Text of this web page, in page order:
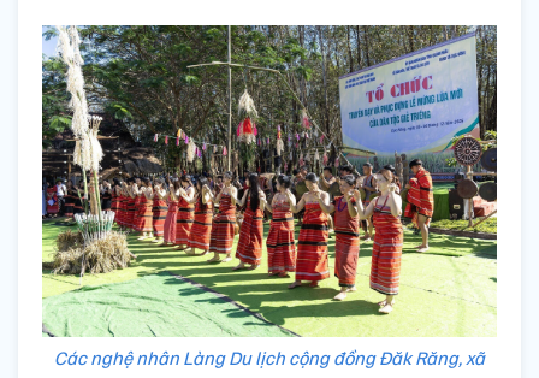
Các nghệ nhân Làng Du lịch cộng đồng Đăk Răng, xã